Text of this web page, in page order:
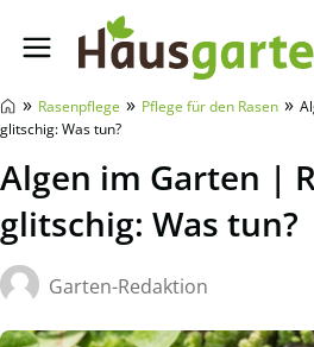
Hausgarten.net
» Rasenpflege » Pflege für den Rasen »
glitschig: Was tun?
Algen im Garten |
glitschig: Was tun?
Garten-Redaktion